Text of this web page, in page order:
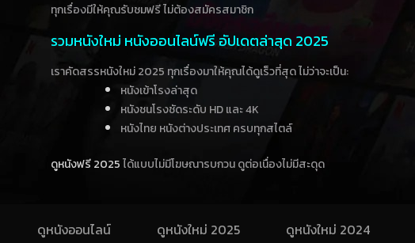
ทุกเรื่องมีให้คุณรับชมฟรี ไม่ต้องสมัครสมาชิก
รวมหนังใหม่ หนังออนไลน์ฟรี อัปเดตล่าสุด 2025
เราคัดสรรหนังใหม่ 2025 ทุกเรื่องมาให้คุณได้ดูเร็วที่สุด ไม่ว่าจะเป็น:
หนังเข้าโรงล่าสุด
หนังชนโรงชัดระดับ HD และ 4K
หนังไทย หนังต่างประเทศ ครบทุกสไตล์
ดูหนังฟรี 2025ได้แบบไม่มีโฆษณารบกวน ดูต่อเนื่องไม่มีสะดุด
ดูหนังออนไลน์ ดูหนังใหม่ 2025 ดูหนังใหม่ 2024